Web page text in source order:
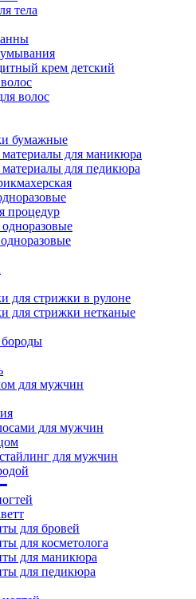
тела
крем детский
волос
бумажные
для маникюра
для педикюра
процедур
для стрижки в рулоне
для стрижки нетканые
бороды
для мужчин
для мужчин
для мужчин
для бровей
для косметолога
для маникюра
для педикюра